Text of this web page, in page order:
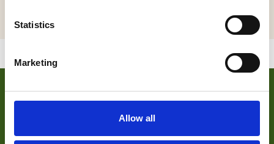
Statistics
Marketing
Allow all
VOOR ONDERNEMERS
Langstraat? Klik op de button en kom alles te weten over
ons wat wij doen.